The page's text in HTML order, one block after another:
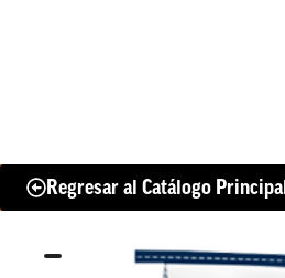
Regresar al Catálogo Principal